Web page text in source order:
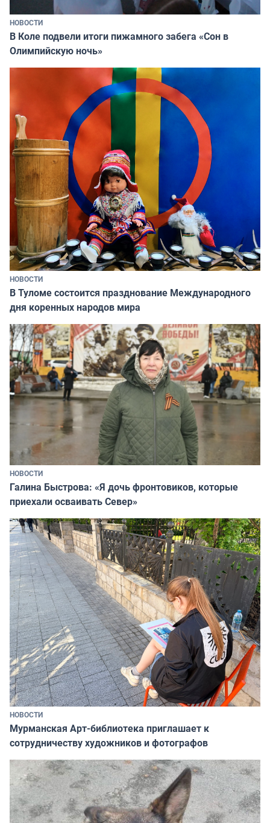
НОВОСТИ
В Коле подвели итоги пижамного забега «Сон в
Олимпийскую ночь»
НОВОСТИ
В Туломе состоится празднование Международного
дня коренных народов мира
НОВОСТИ
Галина Быстрова: «Я дочь фронтовиков, которые
приехали осваивать Север»
НОВОСТИ
Мурманская Арт-библиотека приглашает к
сотрудничеству художников и фотографов